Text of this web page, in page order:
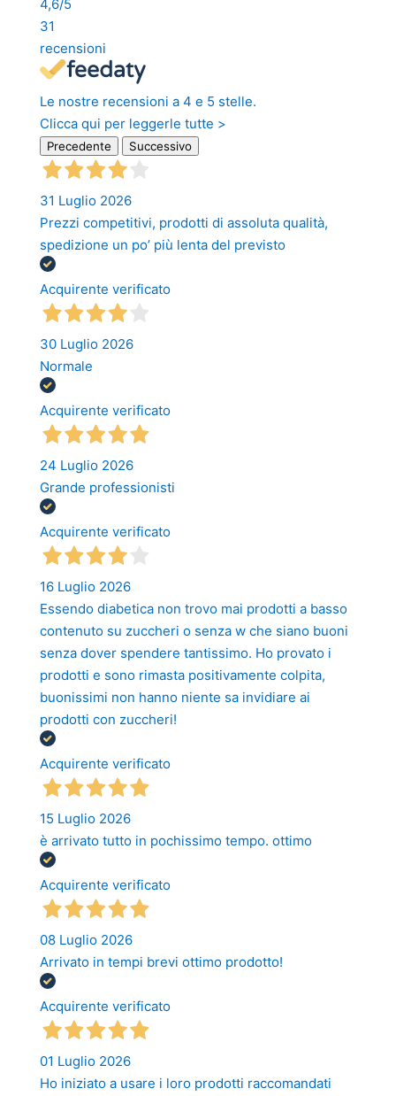
4,6/5
31
recensioni
Le nostre recensioni a 4 e 5 stelle.
Clicca qui per leggerle tutte >
Precedente Successivo
31 Luglio 2026
Prezzi competitivi, prodotti di assoluta qualità,
spedizione un po’ più lenta del previsto
Acquirente verificato
30 Luglio 2026
Normale
Acquirente verificato
24 Luglio 2026
Grande professionisti
Acquirente verificato
16 Luglio 2026
Essendo diabetica non trovo mai prodotti a basso
contenuto su zuccheri o senza w che siano buoni
senza dover spendere tantissimo. Ho provato i
prodotti e sono rimasta positivamente colpita,
buonissimi non hanno niente sa invidiare ai
prodotti con zuccheri!
Acquirente verificato
15 Luglio 2026
è arrivato tutto in pochissimo tempo. ottimo
Acquirente verificato
08 Luglio 2026
Arrivato in tempi brevi ottimo prodotto!
Acquirente verificato
01 Luglio 2026
Ho iniziato a usare i loro prodotti raccomandati